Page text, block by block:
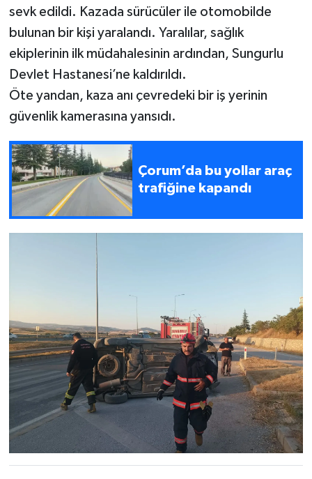
sevk edildi. Kazada sürücüler ile otomobilde
bulunan bir kişi yaralandı. Yaralılar, sağlık
ekiplerinin ilk müdahalesinin ardından, Sungurlu
Devlet Hastanesi’ne kaldırıldı.
Öte yandan, kaza anı çevredeki bir iş yerinin
güvenlik kamerasına yansıdı.
Çorum’da bu yollar araç
trafiğine kapandı
Uğurludağ
Sağlık